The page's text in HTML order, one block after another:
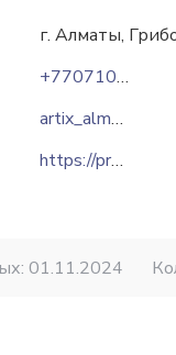
г. Алматы,
+77071099060
artix_almaty@mail.ru
https://promo-textile.kz
01.11.2024